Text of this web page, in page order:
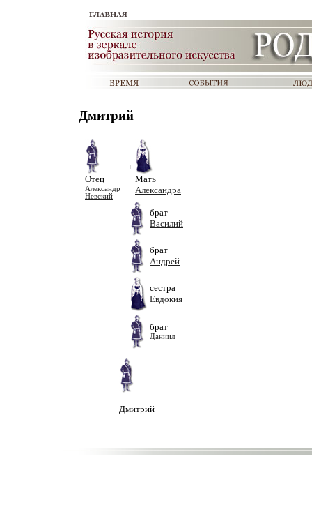
Дмитрий
Отец
Александр
Невский
+
Мать
Александра
брат
Василий
брат
Андрей
сестра
Евдокия
брат
Даниил
Дмитрий